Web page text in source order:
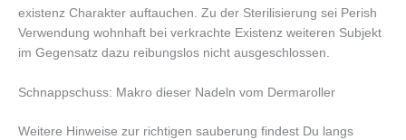
existenz Charakter auftauchen. Zu der Sterilisierung sei Perish
Verwendung wohnhaft bei verkrachte Existenz weiteren Subjekt
im Gegensatz dazu reibungslos nicht ausgeschlossen.
Schnappschuss: Makro dieser Nadeln vom Dermaroller
Weitere Hinweise zur richtigen sauberung findest Du langs